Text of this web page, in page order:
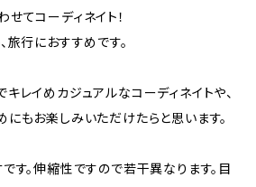
てコーディネイト！
旅行におすすめです。
レイめカジュアルなコーディネイトや、
もお楽しみいただけたらと思います。
す。伸縮性ですので若干異なります。目